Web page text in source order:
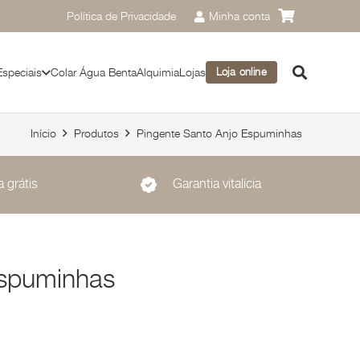
Política de Privacidade Minha conta
Colar Água BentaAlquimiaLojas Loja online
Início Produtos Pingente Santo Anjo Espuminhas
grátis Garantia vitalícia